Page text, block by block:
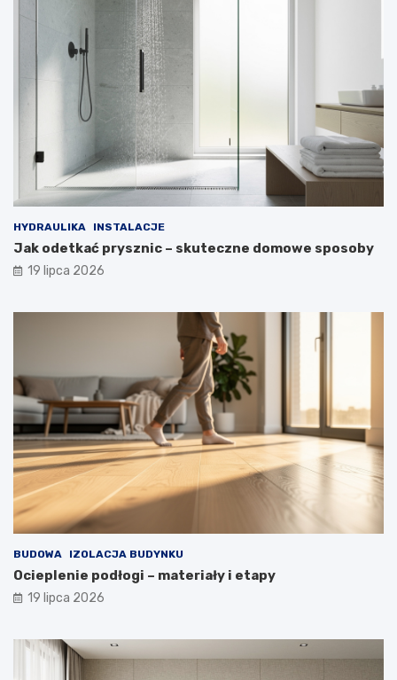
HYDRAULIKA INSTALACJE
Jak odetkać prysznic – skuteczne domowe sposoby
19 lipca 2026
BUDOWA IZOLACJA BUDYNKU
Ocieplenie podłogi – materiały i etapy
19 lipca 2026